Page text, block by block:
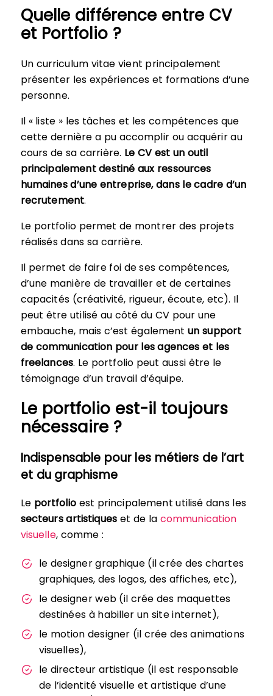
Quelle différence entre CV
et Portfolio ?
Un curriculum vitae vient principalement
présenter les expériences et formations d’une
personne.
Il « liste » les tâches et les compétences que
cette dernière a pu accomplir ou acquérir au
cours de sa carrière. Le CV est un outil
principalement destiné aux ressources
humaines d’une entreprise, dans le cadre d’un
recrutement.
Le portfolio permet de montrer des projets
réalisés dans sa carrière.
Il permet de faire foi de ses compétences,
d’une manière de travailler et de certaines
capacités (créativité, rigueur, écoute, etc). Il
peut être utilisé au côté du CV pour une
embauche, mais c’est égalementun support
de communication pour les agences et les
freelances. Le portfolio peut aussi être le
témoignage d’un travail d’équipe.
Le portfolio est-il toujours
nécessaire ?
Indispensable pour les métiers de l’art
et du graphisme
Leportfolioest principalement utilisé dans les
secteurs artistiques et de la communication
visuelle, comme :
le designer graphique (il crée des chartes
graphiques, des logos, des affiches, etc),
le designer web (il crée des maquettes
destinées à habiller un site internet),
le motion designer (il crée des animations
visuelles),
le directeur artistique (il est responsable
de l’identité visuelle et artistique d’une